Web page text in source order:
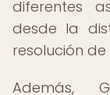
diferentes
desde la
resolución
Además,